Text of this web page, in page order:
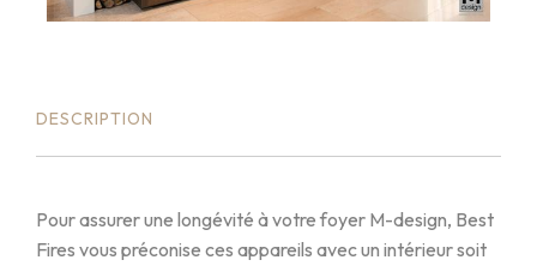
DESCRIPTION
Pour assurer une longévité à votre foyer M-design, Best
Fires vous préconise ces appareils avec un intérieur soit